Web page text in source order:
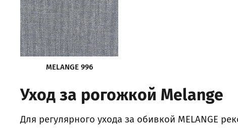
MELANGE 996
Уход за рогожкой Melange
Для регулярного ухода за обивкой MELANGE